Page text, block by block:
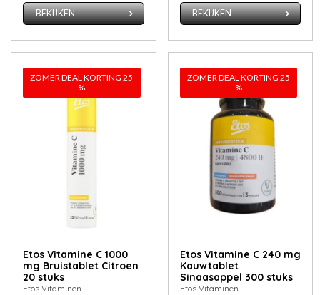
BEKIJKEN BEKIJKEN
ZOMER DEAL KORTING 25
%
Etos Vitamine C 1000
mg Bruistablet Citroen
20 stuks
Etos Vitaminen
ZOMER DEAL KORTING 25
%
Etos Vitamine C 240 mg
Kauwtablet
Sinaasappel 300 stuks
Etos Vitaminen